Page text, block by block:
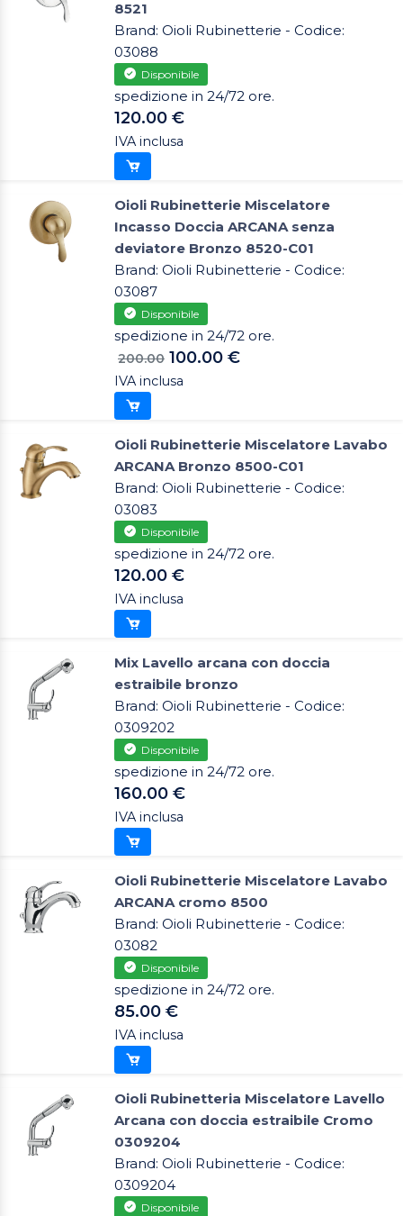
8521
Brand: Oioli Rubinetterie - Codice:
03088
Disponibile
spedizione in 24/72 ore.
120.00 €
IVA inclusa
Oioli Rubinetterie Miscelatore
Incasso Doccia ARCANA senza
deviatore Bronzo 8520-C01
Brand: Oioli Rubinetterie - Codice:
03087
Disponibile
spedizione in 24/72 ore.
200.00 100.00 €
IVA inclusa
Oioli Rubinetterie Miscelatore Lavabo
ARCANA Bronzo 8500-C01
Brand: Oioli Rubinetterie - Codice:
03083
Disponibile
spedizione in 24/72 ore.
120.00 €
IVA inclusa
Mix Lavello arcana con doccia
estraibile bronzo
Brand: Oioli Rubinetterie - Codice:
0309202
Disponibile
spedizione in 24/72 ore.
160.00 €
IVA inclusa
Oioli Rubinetterie Miscelatore Lavabo
ARCANA cromo 8500
Brand: Oioli Rubinetterie - Codice:
03082
Disponibile
spedizione in 24/72 ore.
85.00 €
IVA inclusa
Oioli Rubinetteria Miscelatore Lavello
Arcana con doccia estraibile Cromo
0309204
Brand: Oioli Rubinetterie - Codice:
0309204
Disponibile